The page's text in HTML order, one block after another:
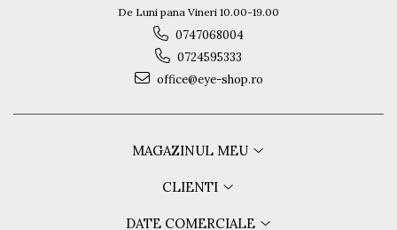
De Luni pana Vineri 10.00-19.00
0747068004
0724595333
office@eye-shop.ro
MAGAZINUL MEU
CLIENTI
DATE COMERCIALE